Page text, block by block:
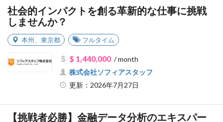
社会的インパクトを創る革新的な仕事に挑戦
しませんか？
本州 東京都 フルタイム
$ 1,440,000/ month
株式会社ソフィアスタッフ
更新：2026年7月27日
【挑戦者必勝】金融データ分析のエキスパー